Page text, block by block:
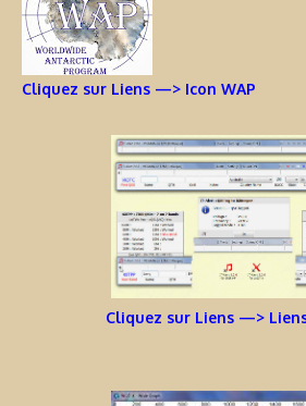
Cliquez sur Liens —> Icon WAP
Cliquez sur Liens —>